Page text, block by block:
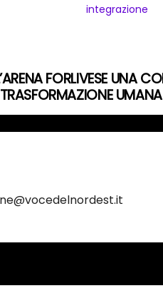
integrazione
FORLIVESE UNA
UMANA